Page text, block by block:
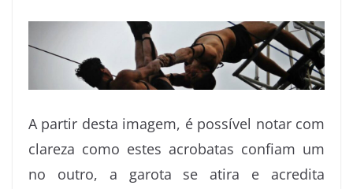
A partir desta imagem, é possível notar com
clareza como estes acrobatas confiam um
no outro, a garota se atira e acredita